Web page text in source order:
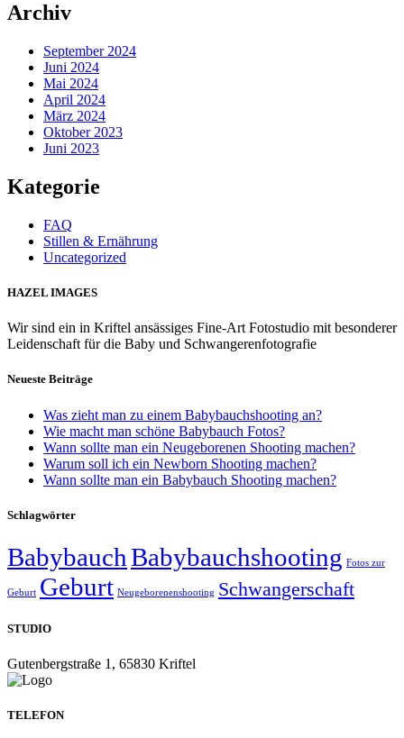
Archiv
September 2024
Juni 2024
Mai 2024
April 2024
März 2024
Oktober 2023
Juni 2023
Kategorie
FAQ
Stillen & Ernährung
Uncategorized
HAZEL IMAGES
Wir sind ein in Kriftel ansässiges Fine-Art Fotostudio mit besonderer
Leidenschaft für die Baby und Schwangerenfotografie
Neueste Beiträge
Was zieht man zu einem Babybauchshooting an?
Wie macht man schöne Babybauch Fotos?
Wann sollte man ein Neugeborenen Shooting machen?
Warum soll ich ein Newborn Shooting machen?
Wann sollte man ein Babybauch Shooting machen?
Schlagwörter
BabybauchBabybauchshooting Fotos zur
Geburt Geburt Neugeborenenshooting Schwangerschaft
STUDIO
Gutenbergstraße 1, 65830 Kriftel
TELEFON